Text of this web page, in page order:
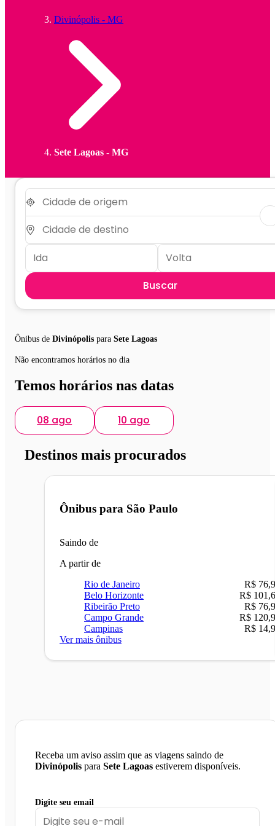
Divinópolis - MG
Sete Lagoas - MG
Buscar
Ônibus de Divinópolis para Sete Lagoas
Não encontramos horários no dia
Temos horários nas datas
08 ago 10 ago
Destinos mais procurados
Ônibus para São Paulo
Saindo de
A partir de
Rio de Janeiro
R$
Belo Horizonte
R$
Ribeirão Preto
R$
Campo Grande
R$
Campinas
R$
Ver mais ônibus
Receba um aviso assim que as viagens saindo de
Divinópolis para Sete Lagoas estiverem disponíveis.
Digite seu email